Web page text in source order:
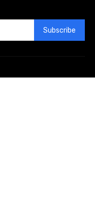
Subscribe